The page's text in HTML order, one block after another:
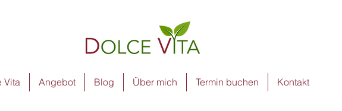
Vita Angebot Blog Über mich Termin buchen Kontakt